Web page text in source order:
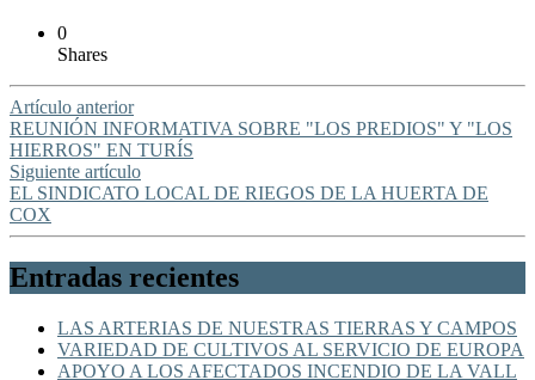
0
Shares
Artículo anterior
REUNIÓN INFORMATIVA SOBRE "LOS PREDIOS" Y "LOS
HIERROS" EN TURÍS
Siguiente artículo
EL SINDICATO LOCAL DE RIEGOS DE LA HUERTA DE
COX
Entradas recientes
LAS ARTERIAS DE NUESTRAS TIERRAS Y CAMPOS
VARIEDAD DE CULTIVOS AL SERVICIO DE EUROPA
APOYO A LOS AFECTADOS INCENDIO DE LA VALL